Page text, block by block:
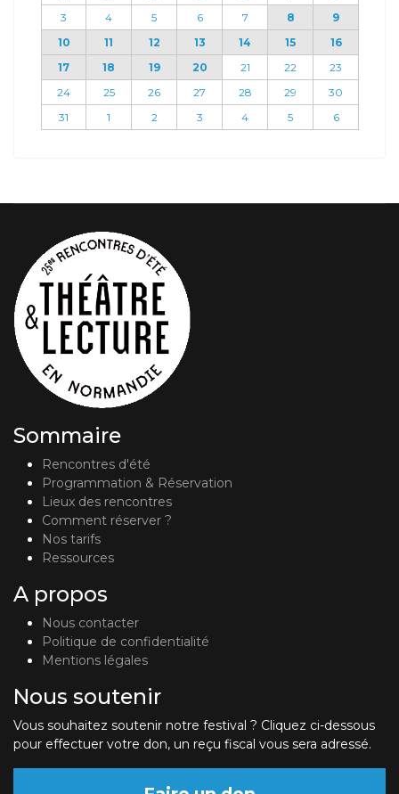
3
4 5 6 7 8
9
10
11 12 13 14 15
16
17
18 19 20 21 22
23
24
25 26 27 28 29
30
31
1 2 3 4 5 6
Sommaire
Rencontres d'été
Programmation & Réservation
Lieux des rencontres
Comment réserver ?
Nos tarifs
Ressources
A propos
Nous contacter
Politique de confidentialité
Mentions légales
Nous soutenir
Vous souhaitez soutenir notre festival ? Cliquez ci-dessous
pour effectuer votre don, un reçu fiscal vous sera adressé.